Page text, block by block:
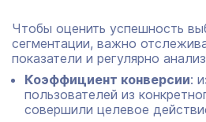
Чтобы оценить успешность
сегментации, важно
показатели и регулярно
Коэффициент конверсии:
пользователей из
совершили целевое